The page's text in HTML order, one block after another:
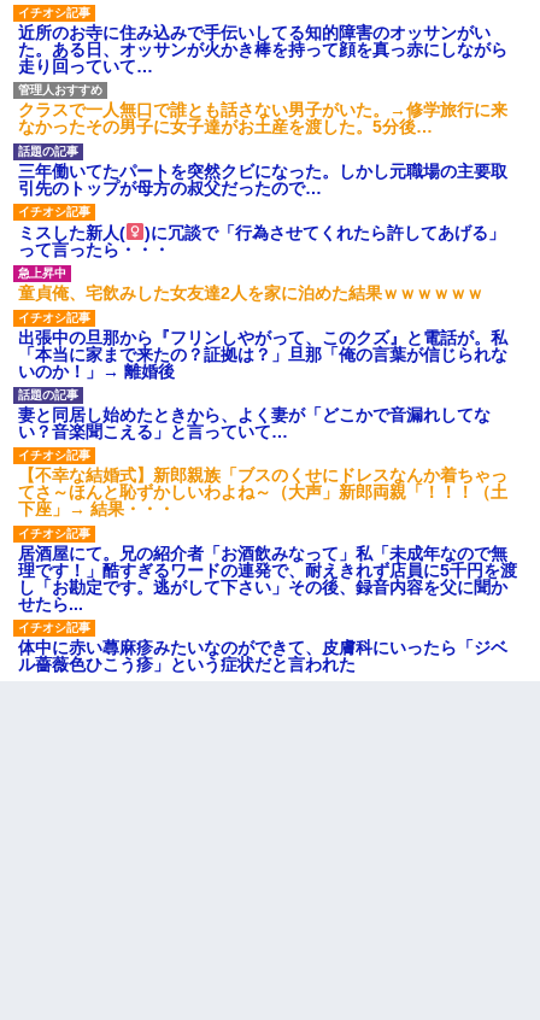
近所のお寺に住み込みで手伝いしてる知的障害のオッサンがい
た。ある日、オッサンが火かき棒を持って顔を真っ赤にしながら
走り回っていて…
クラスで一人無口で誰とも話さない男子がいた。→修学旅行に来
なかったその男子に女子達がお土産を渡した。5分後…
三年働いてたパートを突然クビになった。しかし元職場の主要取
引先のトップが母方の叔父だったので…
ミスした新人(
)に冗談で「行為させてくれたら許してあげる」
って言ったら・・・
童貞俺、宅飲みした女友達2人を家に泊めた結果ｗｗｗｗｗｗ
出張中の旦那から『フリンしやがって、このクズ』と電話が。私
「本当に家まで来たの？証拠は？」旦那「俺の言葉が信じられな
いのか！」→ 離婚後
妻と同居し始めたときから、よく妻が「どこかで音漏れしてな
い？音楽聞こえる」と言っていて…
【不幸な結婚式】新郎親族「ブスのくせにドレスなんか着ちゃっ
てさ～ほんと恥ずかしいわよね～（大声」新郎両親「！！！（土
下座」→ 結果・・・
居酒屋にて。兄の紹介者「お酒飲みなって」私「未成年なので無
理です！」酷すぎるワードの連発で、耐えきれず店員に5千円を渡
し「お勘定です。逃がして下さい」その後、録音内容を父に聞か
せたら...
体中に赤い蕁麻疹みたいなのができて、皮膚科にいったら「ジベ
ル薔薇色ひこう疹」という症状だと言われた